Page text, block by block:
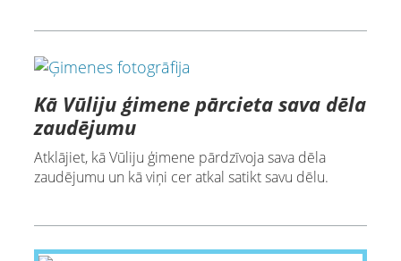
Kā Vūliju ģimene pārcieta sava dēla
zaudējumu
Atklājiet, kā Vūliju ģimene pārdzīvoja sava dēla
zaudējumu un kā viņi cer atkal satikt savu dēlu.